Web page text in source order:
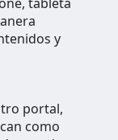
y
portal,
como